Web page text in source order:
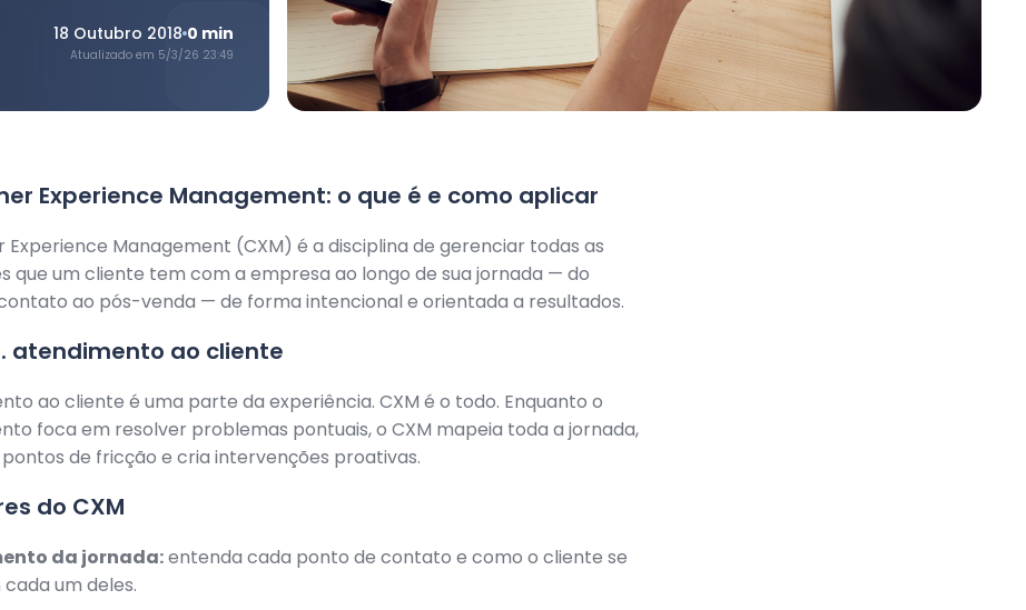
18 Outubro 2018 0 min
Atualizado em 5/3/26 23:49
Experience Management: o que é e como aplicar
Experience Management (CXM) é a disciplina de gerenciar todas as
que um cliente tem com a empresa ao longo de sua jornada — do
ao pós-venda — de forma intencional e orientada a resultados.
atendimento ao cliente
ao cliente é uma parte da experiência. CXM é o todo. Enquanto o
foca em resolver problemas pontuais, o CXM mapeia toda a jornada,
de fricção e cria intervenções proativas.
do CXM
da jornada:entenda cada ponto de contato e como o cliente se
um deles.